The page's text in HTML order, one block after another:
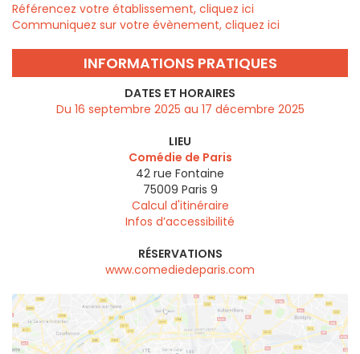
Référencez votre établissement, cliquez ici
Communiquez sur votre évènement, cliquez ici
INFORMATIONS PRATIQUES
DATES ET HORAIRES
Du 16 septembre 2025 au 17 décembre 2025
LIEU
Comédie de Paris
42 rue Fontaine
75009 Paris 9
Calcul d'itinéraire
Infos d’accessibilité
RÉSERVATIONS
www.comediedeparis.com